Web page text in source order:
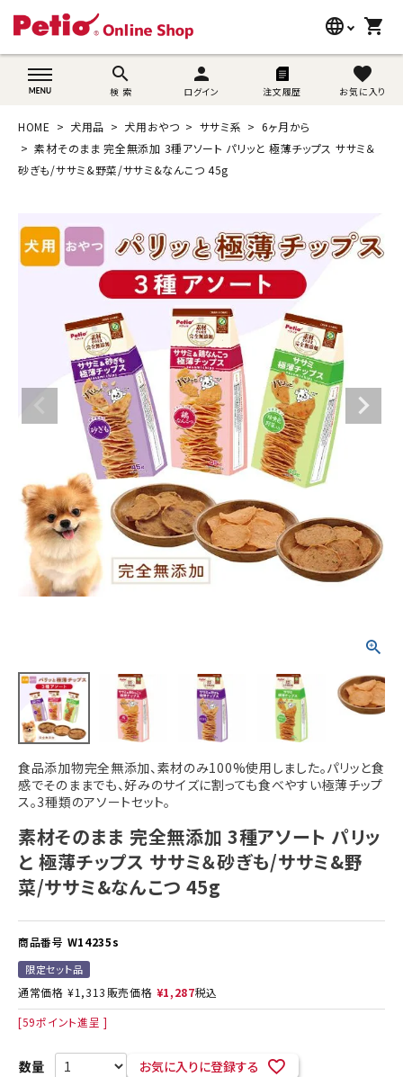
language
wovn-lang-name
shopping_cart
search
検 索
person
ログイン 注文履歴
favorite
お気に入り
search
猫用品
ブランド別に探す
目的別に探す
SNS
ご利用案内
ACCOUNT MENU
ようこそ ゲスト 様
meeting_room ログイン 新規会員登録
HOME 犬用品 犬用おやつ ササミ系
6ヶ月から
素材そのまま 完全無添加 3種アソート パリッと 極薄チップス ササミ＆
砂ぎも/ササミ&野菜/ササミ&なんこつ 45g
食品添加物完全無添加、素材のみ100%使用しました。パリッと食
感でそのままでも、好みのサイズに割っても食べやすい極薄チップ
ス。3種類のアソートセット。
素材そのまま 完全無添加 3種アソート パリッ
と 極薄チップス ササミ＆砂ぎも/ササミ&野
菜/ササミ&なんこつ 45g
商品番号 W14235s
限定セット品
通常価格 ¥1,313 販売価格 ¥1,287税込
[59ポイント進呈 ]
お気に入りに登録する